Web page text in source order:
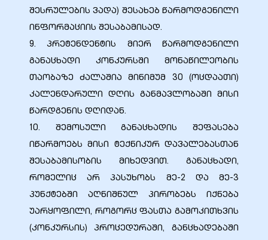
შესრულების ვადა) შესახებ წარმოდგენილი
ინფორმაციის შესაბამისად.
9. პრეტენდენტის მიერ წარმოდგენილი
განაცხადი კონკურსში მონაწილეობის
თაობაზე ძალაშია მინიმუმ 30 (ოცდაათი)
კალენდარული დღის განმავლობაში მისი
წარდგენის დღიდან.
10. შემოსული განაცხადის შეფასება
იწარმოებს მისი ტექნიკურ დავალებასთან
შესაბამისობის მიხედვით. განაცხადი,
რომელიც არ პასუხობს მე-2 და მე-3
პუნქტებში აღნიშნულ პირობებს იქნება
უარყოფილი, როგორც ფასთა გამოკითხვის
(კონკურსის) პროცედურაში, განცხადებაში